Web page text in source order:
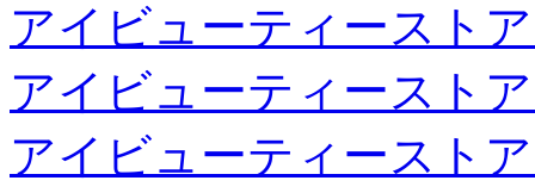
アイビューティースト
アイビューティースト
アイビューティースト